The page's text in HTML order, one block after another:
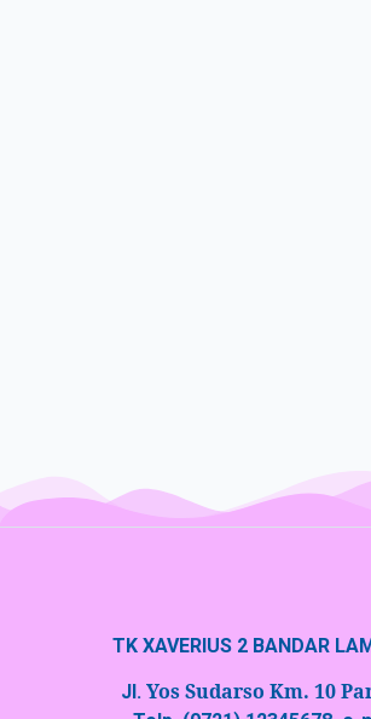
TK XAVERIUS 2 BANDAR
Jl. Yos Sudarso Km. 10